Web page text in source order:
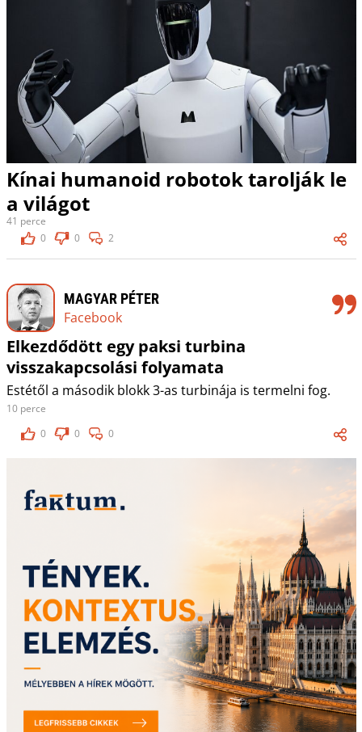
Kínai humanoid robotok tarolják le
a világot
41 perce
0
0 2
MAGYAR PÉTER
Facebook
Elkezdődött egy paksi turbina
visszakapcsolási folyamata
Estétől a második blokk 3-as turbinája is termelni fog.
10 perce
0
0 0